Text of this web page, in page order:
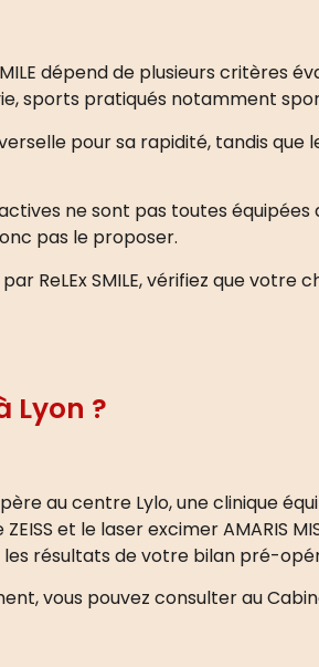
dépend de plusieurs
sports pratiqués notamment
pour sa rapidité, tandis que
ne sont pas toutes
pas le proposer.
ReLEx SMILE, vérifiez que
Lyon ?
au centre Lylo, une clinique
et le laser excimer AMARIS
les résultats de votre bilan pré-
vous pouvez consulter au